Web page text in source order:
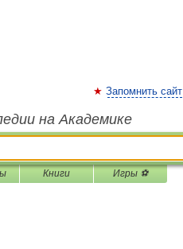
Запомнить сайт
на Академике
Книги Игры ⚽